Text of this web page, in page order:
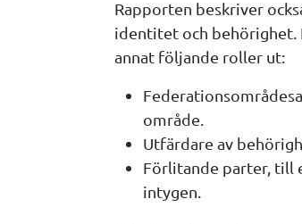
Rapporten beskriver
identitet och behörighet.
annat följande roller ut:
område.
Utfärdare av
Förlitande parter, till
intygen.